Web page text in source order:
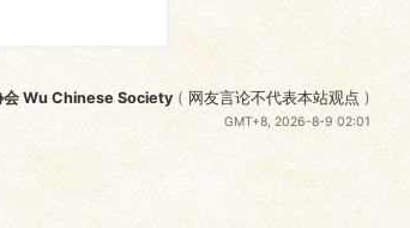
会 Wu Chinese Society( 网友言论不代表本站观点 )
GMT+8, 2026-8-9 02:01